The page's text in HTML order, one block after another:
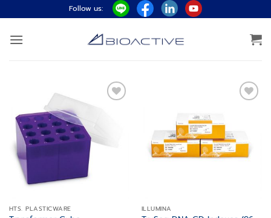
ไป
ยัง
Follow us:
HTS. PLASTICWARE ILLUMINA